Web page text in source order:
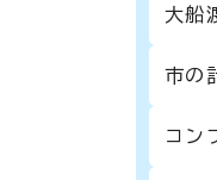
大船
市の
コン